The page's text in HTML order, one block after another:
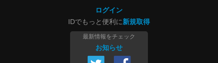
ログイン
IDでもっと便利に新規取得
最新情報をチェック
お知らせ